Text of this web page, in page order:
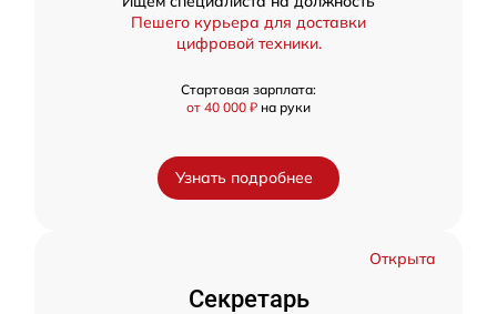
Пешего курьера для доставки
цифровой техники.
Стартовая зарплата:
от 40 000 ₽ на руки
Узнать подробнее
Открыта
Секретарь